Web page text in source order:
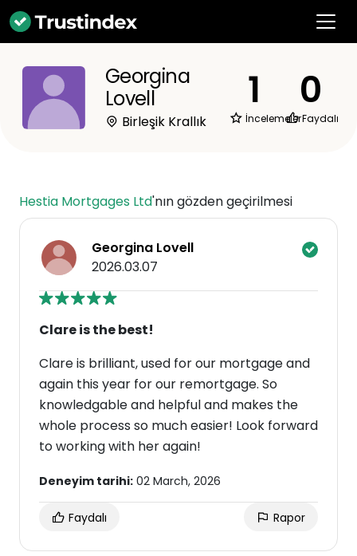
Georgina
Lovell
Birleşik Krallık
1
İncelemeler
0
Faydalı
Hestia Mortgages Ltd'nın gözden geçirilmesi
Georgina Lovell
2026.03.07
Clare is the best!
Clare is brilliant, used for our mortgage and
again this year for our remortgage. So
knowledgable and helpful and makes the
whole process so much easier! Look forward
to working with her again!
Deneyim tarihi: 02 March, 2026
Faydalı Rapor